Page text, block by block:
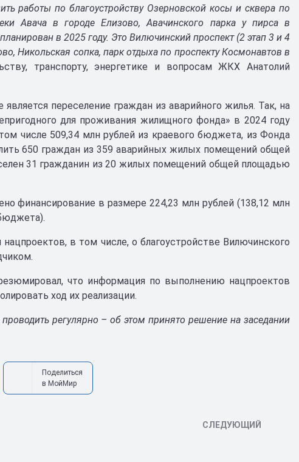
работы по благоустройству Озерновской косы и сквера по
Авача в городе Елизово, Авачинского парка у пирса в
в 2025 году. Это Вилючинский проспект (2 этап 3 и 4
Никольская сопка, парк отдыха по проспекту Космонавтов в
транспорту, энергетике и вопросам ЖКХ Анатолий
переселение граждан из аварийного жилья. Так, на
для проживания жилищного фонда» в 2024 году
числе 509,34 млн рублей из краевого бюджета, из Фонда
650 граждан из 359 аварийных жилых помещений общей
31 гражданин из 20 жилых помещений общей площадью
финансирование в размере 224,23 млн рублей (138,12 млн
в том числе, о благоустройстве Вилючинского
что информация по выполнению нацпроектов
ход их реализации.
регулярно – об этом принято решение на заседании
Поделиться
в МойМир
СЛЕДУЮЩИЙ